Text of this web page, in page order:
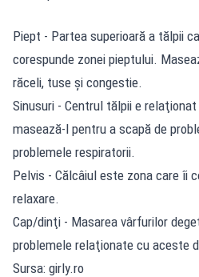
Piept - Partea superioară a tălpii
corespunde zonei pieptului.
răceli, tuse şi congestie.
Sinusuri - Centrul tălpii e
masează-l pentru a scapă de
problemele respiratorii.
Pelvis - Călcâiul este zona care îi
relaxare.
Cap/dinţi - Masarea vârfurilor
problemele relaţionate cu aceste
Sursa: girly.ro